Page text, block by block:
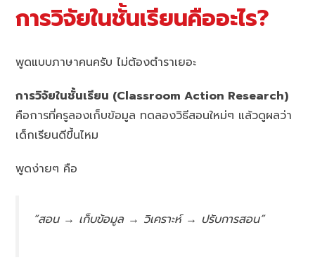
การวิจัยในชั้นเรียนคืออะไร?
พูดแบบภาษาคนครับ ไม่ต้องตำราเยอะ
การวิจัยในชั้นเรียน (Classroom Action Research)
คือการที่ครูลองเก็บข้อมูล ทดลองวิธีสอนใหม่ๆ แล้วดูผลว่า
เด็กเรียนดีขึ้นไหม
พูดง่ายๆ คือ
“สอน → เก็บข้อมูล → วิเคราะห์ → ปรับการสอน”